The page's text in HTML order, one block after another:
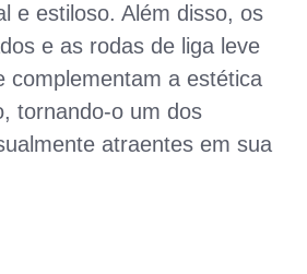
e estiloso. Além disso, os
e as rodas de liga leve
complementam a estética
tornando-o um dos
atraentes em sua